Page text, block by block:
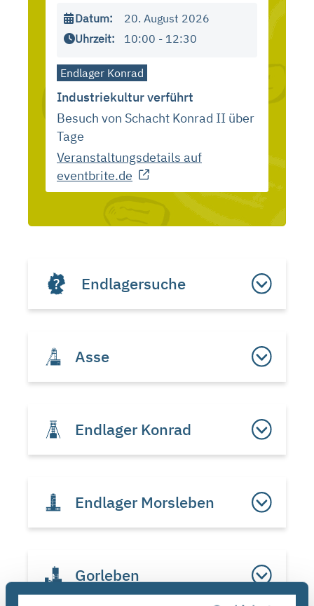
Endlagersuche
Asse
Endlager Konrad
Endlager Morsleben
Gorleben
Datum:
20. August 2026
Uhrzeit:
10:00 - 12:30
Endlager Konrad
Industriekultur verführt
Besuch von Schacht Konrad II über
Tage
Veranstaltungsdetails auf
eventbrite.de